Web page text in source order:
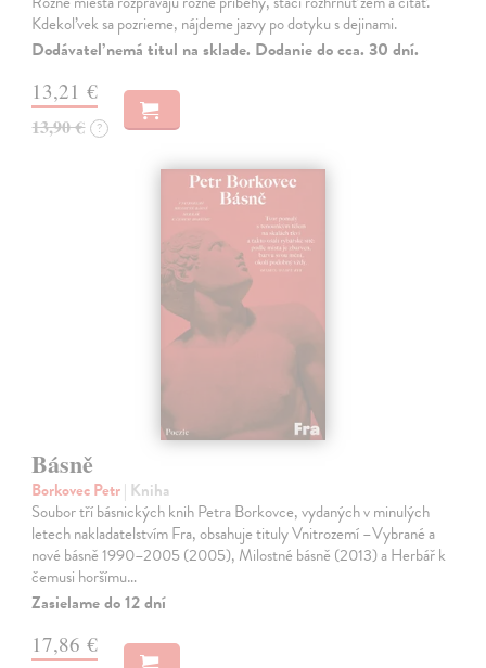
Kdekoľvek sa pozrieme, nájdeme jazvy po dotyku s dejinami.
Dodávateľ nemá titul na sklade. Dodanie do cca. 30 dní.
13,21 €
13,90 € ?
Básně
Borkovec Petr| Kniha
Soubor tří básnických knih Petra Borkovce, vydaných v minulých
letech nakladatelstvím Fra, obsahuje tituly Vnitrozemí –Vybrané a
nové básně 1990–2005 (2005), Milostné básně (2013) a Herbář k
čemusi horšímu…
Zasielame do 12 dní
17,86 €